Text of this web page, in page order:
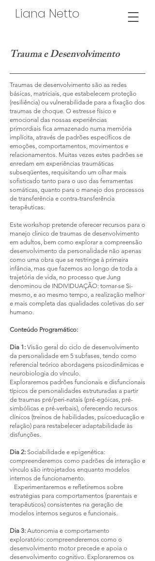
Liana Netto
Trauma e Desenvolvimento
Traumas de desenvolvimento são as redes
básicas, matriciais, que estabelecem proteção
(resiliência) ou vulnerabilidade para a fixação dos
traumas de choque. O estresse físico e
emocional das nossas experiências
primordiais fica armazenado numa memória
implícita, através de padrões específicos de
emoções, comportamentos, movimentos e
relacionamentos. Muitas vezes estes padrões se
enredam em experiências traumáticas
subseqüentes, requisitando um olhar mais
sofisticado tanto para o uso das ferramentas
somáticas, quanto para o manejo dos processos
de transferência e contra-transferência
terapêuticas.
Este workshop pretende oferecer recursos para o
manejo clinico de traumas de desenvolvimento
em adultos, bem como explorar a compreensão
desenvolvimento da personalidade não apenas
como uma obra que se restringe à primeira
infância, mas que fazemos ao longo de toda a
trajetória de vida, no processo que Jung
denominou de INDIVIDUAÇÃO: tornar-se Si-
mesmo, e ao mesmo tempo, a realização melhor
e mais completa das qualidades coletivas do ser
humano.
Conteúdo Programático:
Dia 1: Visão geral do ciclo de desenvolvimento
da personalidade em 5 subfases, tendo como
referencial teórico abordagens psicodinâmicas e
neurobiologia do vínculo.
Exploraremos padrões funcionais e disfuncionais
típicos de personalidades estruturadas a partir
de traumas pré/peri-natais (pré-egóicas, pré-
simbólicas e pré-verbais), oferecendo recursos
clínicos (treinos de habilidades, psicoeducação e
relação) para restabelecer adaptabilidade às
disfunções.
Dia 2: Sociabilidade e epigenética:
compreenderemos como padrões de interação e
vínculo são introjetados enquanto modelos
internos de funcionamento.
Experimentaremos e refletiremos sobre
estratégias para comportamentos (parentais e
terapêuticos) consistentes na geração de
modelos internos seguros e funcionais.
Dia 3: Autonomia e comportamento
exploratório: compreenderemos como o
desenvolvimento motor precede e apoia o
desenvolvimento cognitivo. Exploraremos os